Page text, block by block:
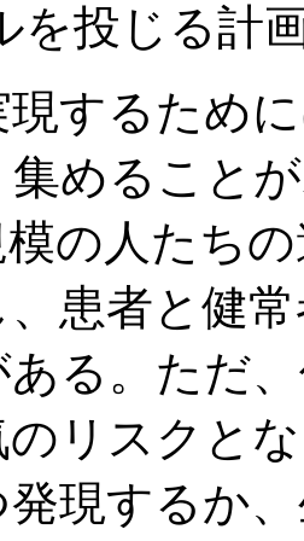
を投じる計
するため
集めること
の人たち
、患者と健
る。ただ
リスクと
現するか